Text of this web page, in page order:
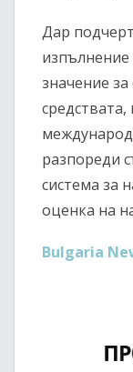
Дар
значение
разпореди
система за
оценка на
Bulgaria